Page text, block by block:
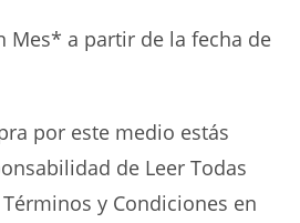
Mes* a partir de la fecha de
por este medio estás
de Leer Todas
y Condiciones en